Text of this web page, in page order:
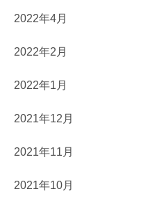
2022年4月
2022年2月
2022年1月
2021年12月
2021年11月
2021年10月